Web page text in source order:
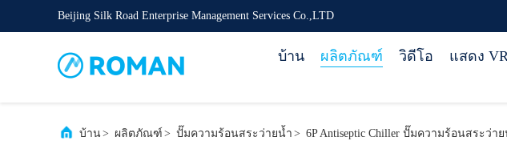
Beijing Silk Road Enterprise Management Services Co.,LTD
บ้าน ผลิตภัณฑ์ วิดีโอ แสดง
บ้าน> ผลิตภัณฑ์ > ปั๊มความร้อนสระว่ายน้ำ > 6P Antiseptic Chiller ปั๊มความร้อนสระว่